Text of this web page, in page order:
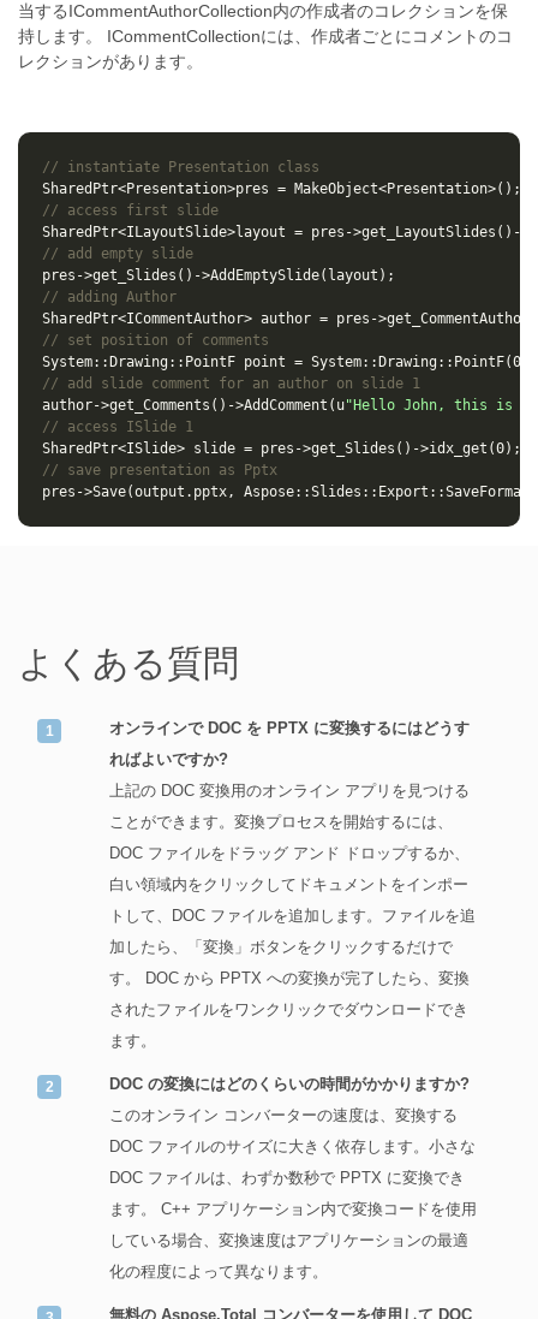
当するICommentAuthorCollection内の作成者のコレクションを保
持します。 ICommentCollectionには、作成者ごとにコメントのコ
レクションがあります。
// instantiate Presentation class
SharedPtr<Presentation>pres = MakeObject<Presentation>();
// access first slide
SharedPtr<ILayoutSlide>layout = pres ->get_LayoutSlides () ->
// add empty slide
pres ->get_Slides () ->AddEmptySlide( layout );
// adding Author
SharedPtr<ICommentAuthor> author = pres ->get_CommentAuthors
// set position of comments
System:: Drawing :: PointF point = System:: Drawing :: PointF(
// add slide comment for an author on slide 1
author->get_Comments () ->AddComment ( u"Hello John, this is a
// access ISlide 1
SharedPtr<ISlide> slide = pres ->get_Slides () ->idx_get (0);
// save presentation as Pptx
pres ->Save(output . pptx, Aspose::Slides :: Export ::SaveFormat
よくある質問
オンラインで DOC を PPTX に変換するにはどうす
ればよいですか?
上記の DOC 変換用のオンライン アプリを見つける
ことができます。変換プロセスを開始するには、
DOC ファイルをドラッグ アンド ドロップするか、
白い領域内をクリックしてドキュメントをインポー
トして、DOC ファイルを追加します。ファイルを追
加したら、「変換」ボタンをクリックするだけで
す。 DOC から PPTX への変換が完了したら、変換
されたファイルをワンクリックでダウンロードでき
ます。
DOC の変換にはどのくらいの時間がかかりますか?
このオンライン コンバーターの速度は、変換する
DOC ファイルのサイズに大きく依存します。小さな
DOC ファイルは、わずか数秒で PPTX に変換でき
ます。 C++ アプリケーション内で変換コードを使用
している場合、変換速度はアプリケーションの最適
化の程度によって異なります。
無料の Aspose.Total コンバーターを使用して DOC